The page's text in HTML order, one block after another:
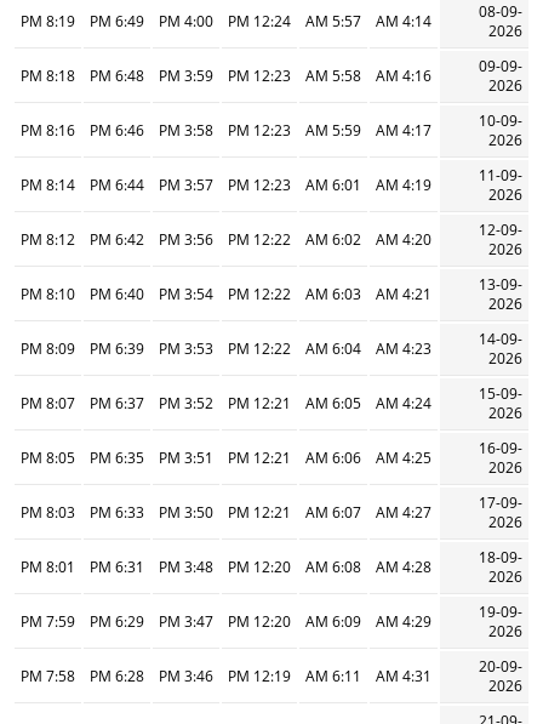
08-09-
2026
4:14 AM
5:57 AM
12:24 PM
4:00 PM
6:49 PM
8:19 PM
09-09-
2026
4:16 AM
5:58 AM
12:23 PM
3:59 PM
6:48 PM
8:18 PM
10-09-
2026
4:17 AM
5:59 AM
12:23 PM
3:58 PM
6:46 PM
8:16 PM
11-09-
2026
4:19 AM
6:01 AM
12:23 PM
3:57 PM
6:44 PM
8:14 PM
12-09-
2026
4:20 AM
6:02 AM
12:22 PM
3:56 PM
6:42 PM
8:12 PM
13-09-
2026
4:21 AM
6:03 AM
12:22 PM
3:54 PM
6:40 PM
8:10 PM
14-09-
2026
4:23 AM
6:04 AM
12:22 PM
3:53 PM
6:39 PM
8:09 PM
15-09-
2026
4:24 AM
6:05 AM
12:21 PM
3:52 PM
6:37 PM
8:07 PM
16-09-
2026
4:25 AM
6:06 AM
12:21 PM
3:51 PM
6:35 PM
8:05 PM
17-09-
2026
4:27 AM
6:07 AM
12:21 PM
3:50 PM
6:33 PM
8:03 PM
18-09-
2026
4:28 AM
6:08 AM
12:20 PM
3:48 PM
6:31 PM
8:01 PM
19-09-
2026
4:29 AM
6:09 AM
12:20 PM
3:47 PM
6:29 PM
7:59 PM
20-09-
2026
4:31 AM
6:11 AM
12:19 PM
3:46 PM
6:28 PM
7:58 PM